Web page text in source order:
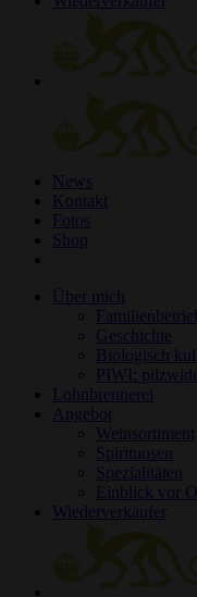
News
Kontakt
Fotos
Shop
Über mich
Geschichte
Biologisch
PIWI:
Lohnbrennerei
Angebot
Weinsortiment
Spirituosen
Spezialitäten
Einblick vor
Wiederverkäufer